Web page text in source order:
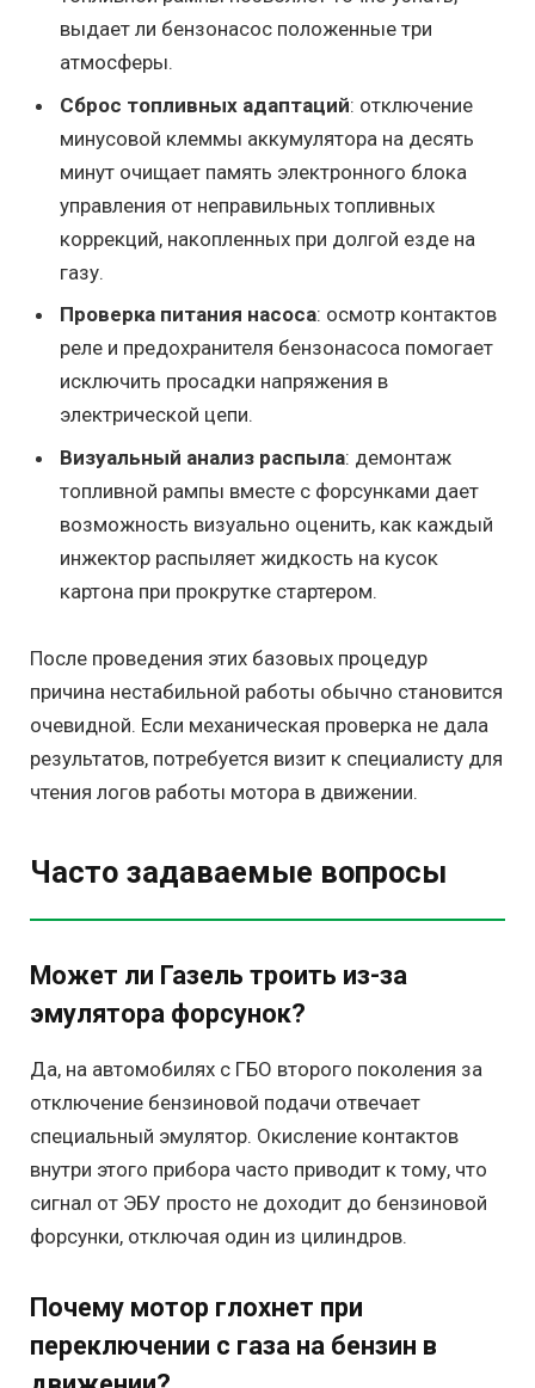
выдает ли бензонасос положенные три
атмосферы.
Сброс топливных адаптаций: отключение
минусовой клеммы аккумулятора на десять
минут очищает память электронного блока
управления от неправильных топливных
коррекций, накопленных при долгой езде на
газу.
Проверка питания насоса: осмотр контактов
реле и предохранителя бензонасоса помогает
исключить просадки напряжения в
электрической цепи.
Визуальный анализ распыла: демонтаж
топливной рампы вместе с форсунками дает
возможность визуально оценить, как каждый
инжектор распыляет жидкость на кусок
картона при прокрутке стартером.
После проведения этих базовых процедур
причина нестабильной работы обычно становится
очевидной. Если механическая проверка не дала
результатов, потребуется визит к специалисту для
чтения логов работы мотора в движении.
Часто задаваемые вопросы
Может ли Газель троить из-за
эмулятора форсунок?
Да, на автомобилях с ГБО второго поколения за
отключение бензиновой подачи отвечает
специальный эмулятор. Окисление контактов
внутри этого прибора часто приводит к тому, что
сигнал от ЭБУ просто не доходит до бензиновой
форсунки, отключая один из цилиндров.
Почему мотор глохнет при
переключении с газа на бензин в